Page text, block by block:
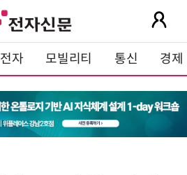
전자 모빌리티 통신 경제